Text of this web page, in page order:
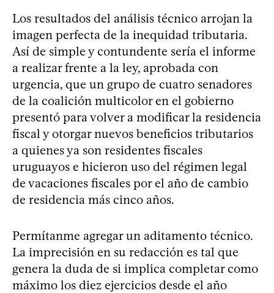
Los resultados del análisis técnico arrojan la
imagen perfecta de la inequidad tributaria.
Así de simple y contundente sería el informe
a realizar frente a la ley, aprobada con
urgencia, que un grupo de cuatro senadores
de la coalición multicolor en el gobierno
presentó para volver a modificar la residencia
fiscal y otorgar nuevos beneficios tributarios
a quienes ya son residentes fiscales
uruguayos e hicieron uso del régimen legal
de vacaciones fiscales por el año de cambio
de residencia más cinco años.
Permítanme agregar un aditamento técnico.
La imprecisión en su redacción es tal que
genera la duda de si implica completar como
máximo los diez ejercicios desde el año